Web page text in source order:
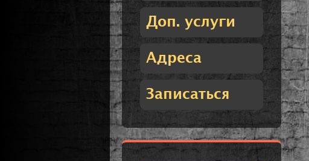
Доп. услуги
Адреса
Записаться